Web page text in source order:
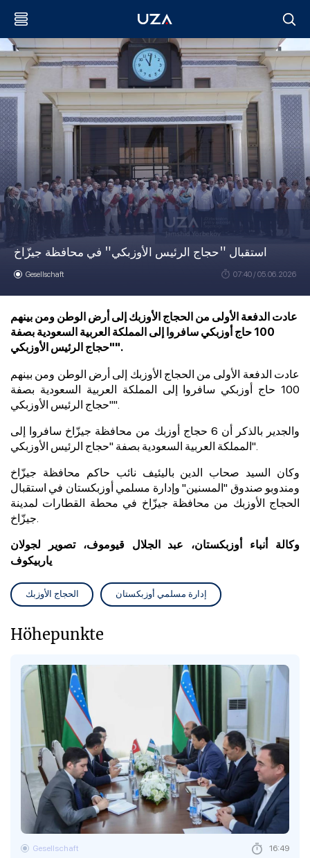
استقبال "حجاج الرئيس الأوزبكي" في محافظة جيزّاخ
Gesellschaft 07:40 / 05.06.2026
عادت الدفعة الأولى من الحجاج الأوزبك إلى أرض الوطن ومن بينهم
100 حاج أوزبكي سافروا إلى المملكة العربية السعودية بصفة
"حجاج الرئيس الأوزبكي".
عادت الدفعة الأولى من الحجاج الأوزبك إلى أرض الوطن ومن بينهم
100 حاج أوزبكي سافروا إلى المملكة العربية السعودية بصفة
"حجاج الرئيس الأوزبكي".
والجدير بالذكر أن 6 حجاج أوزبك من محافظة جيزّاخ
سافروا إلى
المملكة العربية السعودية بصفة "حجاج الرئيس الأوزبكي".
وكان السيد صحاب الدين باليئيف نائب حاكم محافظة جيزّاخ
ومندوبو صندوق "المسنين" وإدارة مسلمي أوزبكستان في استقبال
الحجاج الأوزبك من محافظة جيزّاخ في محطة القطارات لمدينة
جيزّاخ.
وكالة أنباء أوزبكستان، عبد الجلال قيوموف، تصوير لجولان
ياربيكوف
الحجاج الأوزبك إدارة مسلمي أوزبكستان
Höhepunkte
Gesellschaft 16:49